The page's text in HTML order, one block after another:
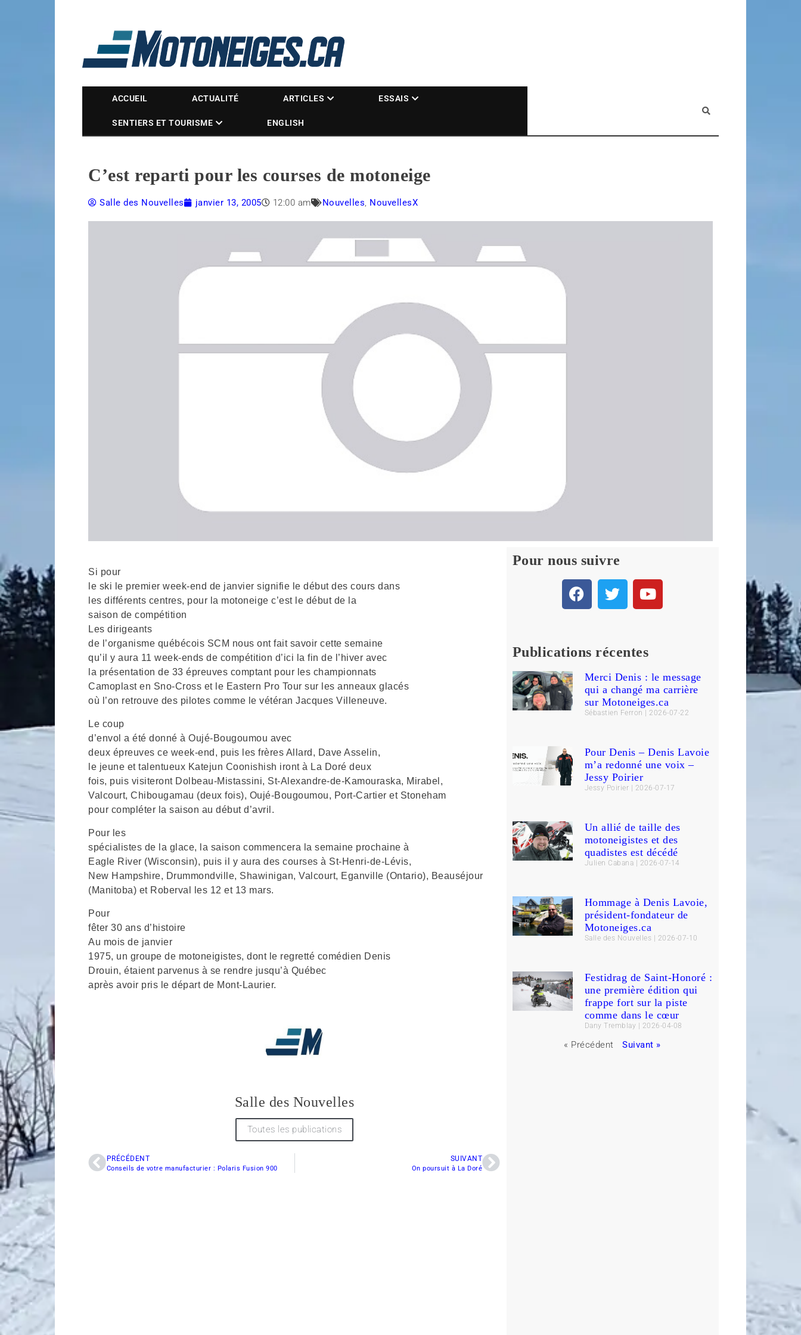
Magazine Motoneiges.ca
ACCUEIL ACTUALITÉ ARTICLES ESSAIS
SENTIERS ET TOURISME ENGLISH
C’est reparti pour les courses de motoneige
Salle des Nouvelles janvier 13, 2005 12:00 am Nouvelles, NouvellesX
Si pour
le ski le premier week-end de janvier signifie le début des cours dans
les différents centres, pour la motoneige c’est le début de la
saison de compétition
Les dirigeants
de l’organisme québécois SCM nous ont fait savoir cette semaine
qu’il y aura 11 week-ends de compétition d’ici la fin de l’hiver avec
la présentation de 33 épreuves comptant pour les championnats
Camoplast en Sno-Cross et le Eastern Pro Tour sur les anneaux glacés
où l’on retrouve des pilotes comme le vétéran Jacques Villeneuve.
Le coup
d’envol a été donné à Oujé-Bougoumou avec
deux épreuves ce week-end, puis les frères Allard, Dave Asselin,
le jeune et talentueux Katejun Coonishish iront à La Doré deux
fois, puis visiteront Dolbeau-Mistassini, St-Alexandre-de-Kamouraska, Mirabel,
Valcourt, Chibougamau (deux fois), Oujé-Bougoumou, Port-Cartier et Stoneham
pour compléter la saison au début d’avril.
Pour les
spécialistes de la glace, la saison commencera la semaine prochaine à
Eagle River (Wisconsin), puis il y aura des courses à St-Henri-de-Lévis,
New Hampshire, Drummondville, Shawinigan, Valcourt, Eganville (Ontario), Beauséjour
(Manitoba) et Roberval les 12 et 13 mars.
Pour
fêter 30 ans d’histoire
Au mois de janvier
1975, un groupe de motoneigistes, dont le regretté comédien Denis
Drouin, étaient parvenus à se rendre jusqu’à Québec
après avoir pris le départ de Mont-Laurier.
Salle des Nouvelles
Toutes les publications
PRÉCÉDENT
Conseils de votre manufacturier : Polaris Fusion 900
SUIVANT
On poursuit à La Doré
Pour nous suivre
Publications récentes
Merci Denis : le message
qui a changé ma carrière
sur Motoneiges.ca
Sébastien Ferron 2026-07-22
Pour Denis – Denis Lavoie
m’a redonné une voix –
Jessy Poirier
Jessy Poirier 2026-07-17
Un allié de taille des
motoneigistes et des
quadistes est décédé
Julien Cabana 2026-07-14
Hommage à Denis Lavoie,
président-fondateur de
Motoneiges.ca
Salle des Nouvelles 2026-07-10
Festidrag de Saint-Honoré :
une première édition qui
frappe fort sur la piste
comme dans le cœur
Dany Tremblay 2026-04-08
« Précédent Suivant »